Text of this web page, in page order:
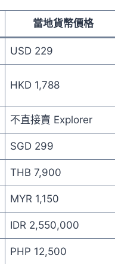
當地貨幣價格
USD 229
HKD 1,788
不直接賣 Explorer
SGD 299
THB 7,900
MYR 1,150
IDR 2,550,000
PHP 12,500